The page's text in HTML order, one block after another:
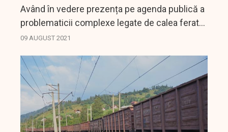
Având în vedere prezența pe agenda publică a
problematicii complexe legate de calea ferată
și evaluând ca fiind absolut dăunătoare orice
09 AUGUST 2021